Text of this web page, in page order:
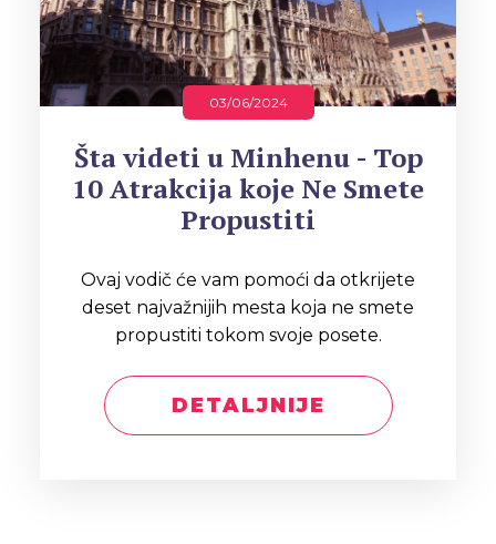
03/06/2024
Šta videti u Minhenu - Top
10 Atrakcija koje Ne Smete
Propustiti
Ovaj vodič će vam pomoći da otkrijete
deset najvažnijih mesta koja ne smete
propustiti tokom svoje posete.
DETALJNIJE